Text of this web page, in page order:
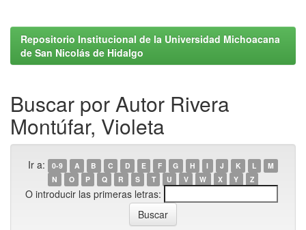
Repositorio Institucional de la Universidad Michoacana
de San Nicolás de Hidalgo
Buscar por Autor Rivera
Montúfar, Violeta
Ir a: 0-9 A B C D E F G H I J K L
M
N
O P Q R S T U V W X Y Z
O introducir las primeras letras: